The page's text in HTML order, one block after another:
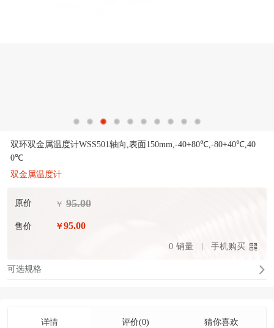
双环双金属温度计WSS501轴向,表面150mm,-40+80℃,-80+40℃,40
0℃
双金属温度计
原价 ￥ 95.00
售价 ￥95.00
0 销量 手机购买
可选规格
详情 评价(0) 猜你喜欢